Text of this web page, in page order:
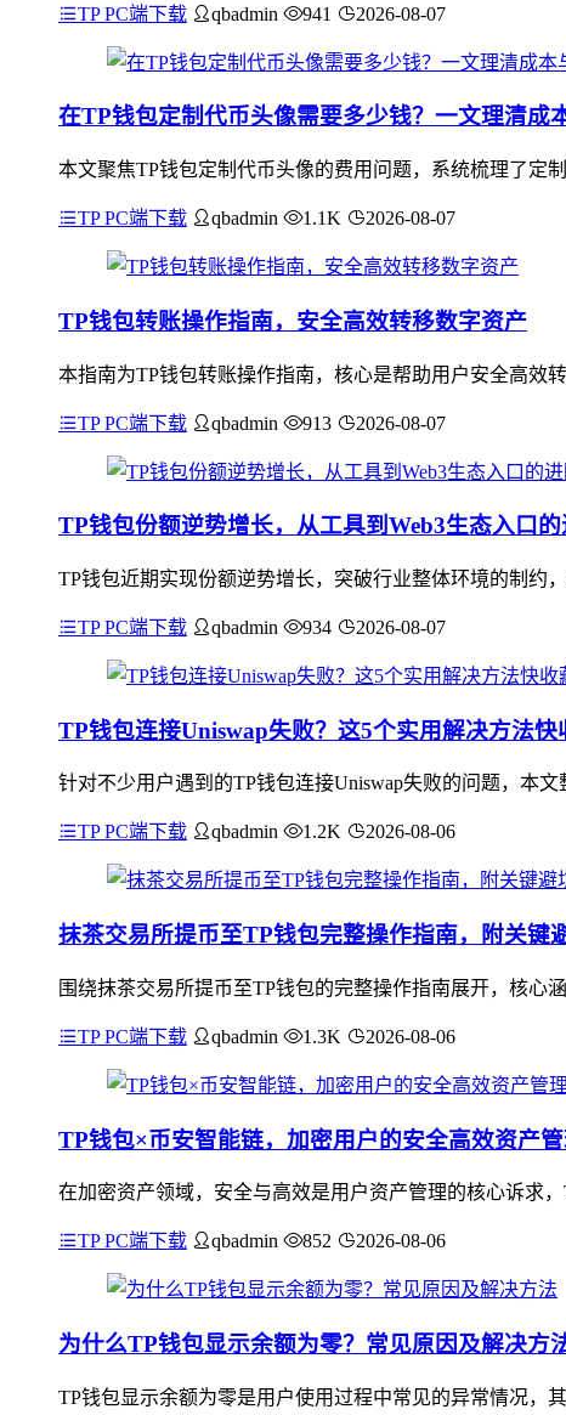
TP PC端下载 qbadmin 941 2026-08-07
在TP钱包定制代币头像需要多少钱？一文理清成
本文聚焦TP钱包定制代币头像的费用问题，系统梳理了定
TP PC端下载 qbadmin 1.1K 2026-08-07
TP钱包转账操作指南，安全高效转移数字资产
本指南为TP钱包转账操作指南，核心是帮助用户安全高效
TP PC端下载 qbadmin 913 2026-08-07
TP钱包份额逆势增长，从工具到Web3生态入口
TP钱包近期实现份额逆势增长，突破行业整体环境的制约
TP PC端下载 qbadmin 934 2026-08-07
TP钱包连接Uniswap失败？这5个实用解决方法快
针对不少用户遇到的TP钱包连接Uniswap失败的问题，本
TP PC端下载 qbadmin 1.2K 2026-08-06
抹茶交易所提币至TP钱包完整操作指南，附关键
围绕抹茶交易所提币至TP钱包的完整操作指南展开，核心
TP PC端下载 qbadmin 1.3K 2026-08-06
TP钱包×币安智能链，加密用户的安全高效资产
在加密资产领域，安全与高效是用户资产管理的核心诉求
TP PC端下载 qbadmin 852 2026-08-06
为什么TP钱包显示余额为零？常见原因及解决方
TP钱包显示余额为零是用户使用过程中常见的异常情况，